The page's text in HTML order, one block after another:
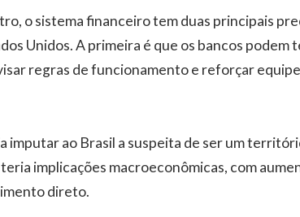
o sistema financeiro tem duas principais
Unidos. A primeira é que os bancos podem
regras de funcionamento e reforçar
imputar ao Brasil a suspeita de ser um
implicações macroeconômicas, com
direto.